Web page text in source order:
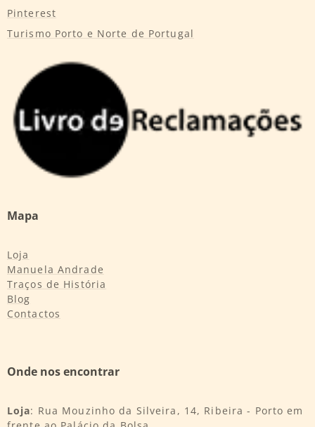
Pinterest
Turismo Porto e Norte de Portugal
Mapa
Loja
Manuela Andrade
Traços de História
Blog
Contactos
Onde nos encontrar
Loja: Rua Mouzinho da Silveira, 14, Ribeira - Porto em